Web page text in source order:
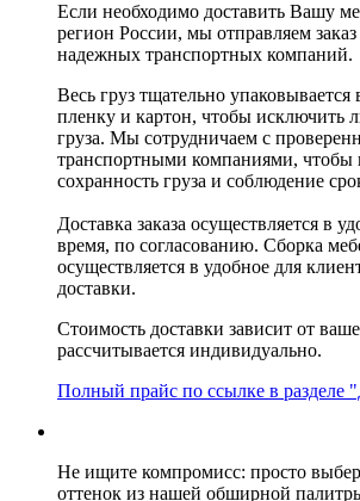
Если необходимо доставить Вашу
регион России, мы отправляем
надежных транспортных компаний.
Весь груз тщательно упаковывается
пленку и картон, чтобы исключить
груза. Мы сотрудничаем с
транспортными компаниями, чтобы
сохранность груза и соблюдение
Доставка заказа осуществляется в
время, по согласованию. Сборка
осуществляется в удобное для
доставки.
Стоимость доставки зависит от
рассчитывается индивидуально.
Полный прайс по ссылке в разделе
Не ищите компромисс: просто
оттенок из нашей обширной